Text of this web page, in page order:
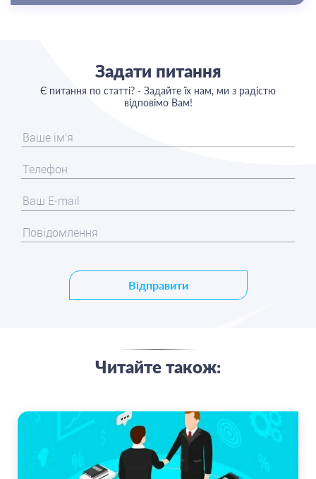
Задати питання
Є питання по статті? - Задайте їх нам, ми з радістю
відповімо Вам!
Відправити
Читайте також: